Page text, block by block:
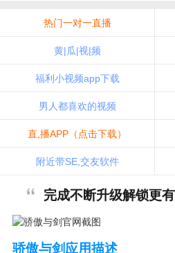
热门一对一直播
黄|瓜|视|频
福利小视频app下载
男人都喜欢的视频
直,播APP（点击下载）
附近带SE,交友软件
完成不断升级解锁更
骄傲与剑应用描述